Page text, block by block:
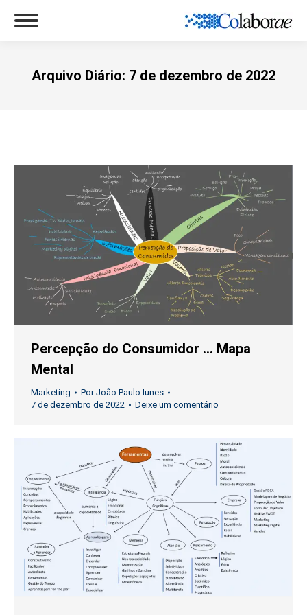
Arquivo Diário: 7 de dezembro de 2022
Percepção do Consumidor … Mapa
Mental
Marketing PorJoão Paulo Iunes
7 de dezembro de 2022
Deixe um comentário